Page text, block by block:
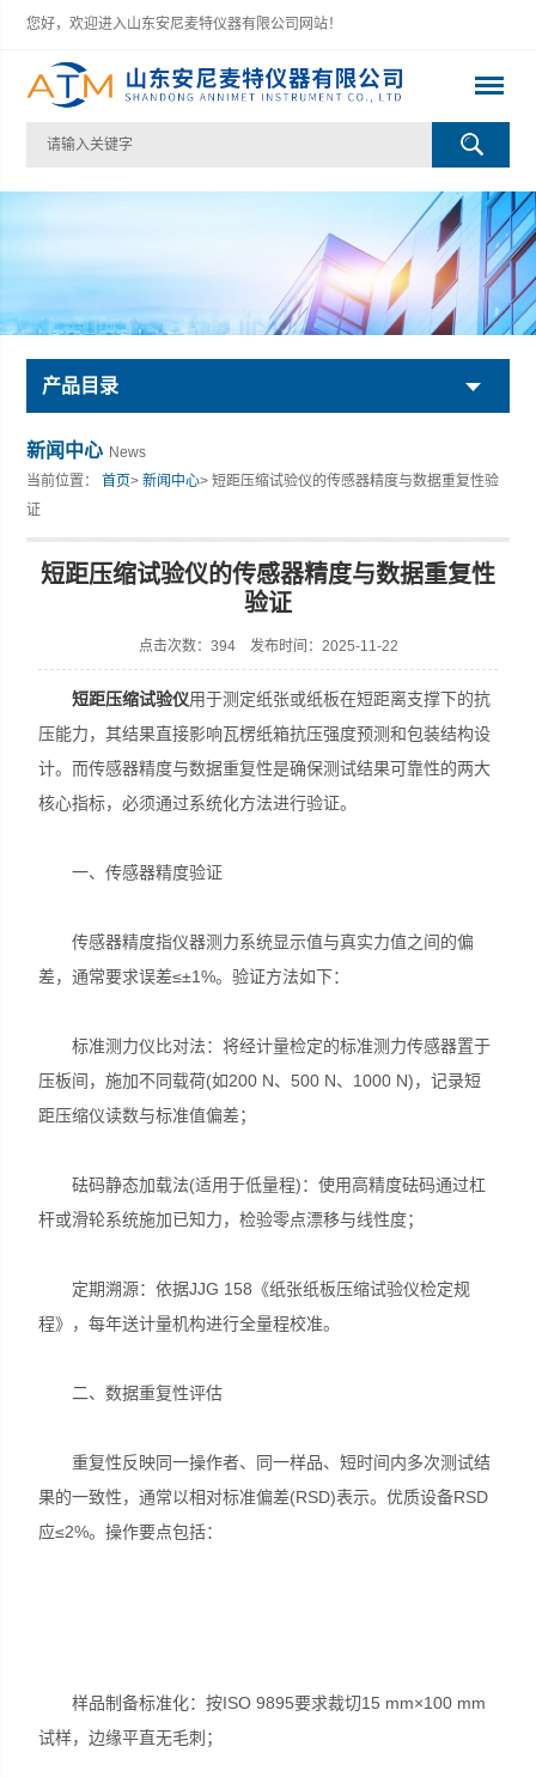
您好，欢迎进入山东安尼麦特仪器有限公司网站！
山东安尼麦特仪器有限公司
产品目录
新闻中心 News
当前位置：首页>新闻中心> 短距压缩试验仪的传感器精度与数据重复性验
证
短距压缩试验仪的传感器精度与数据重复性
验证
点击次数：394 发布时间：2025-11-22
短距压缩试验仪用于测定纸张或纸板在短距离支撑下的抗
压能力，其结果直接影响瓦楞纸箱抗压强度预测和包装结构设
计。而传感器精度与数据重复性是确保测试结果可靠性的两大
核心指标，必须通过系统化方法进行验证。
一、传感器精度验证
传感器精度指仪器测力系统显示值与真实力值之间的偏
差，通常要求误差≤±1%。验证方法如下：
标准测力仪比对法：将经计量检定的标准测力传感器置于
压板间，施加不同载荷(如200 N、500 N、1000 N)，记录短
距压缩仪读数与标准值偏差；
砝码静态加载法(适用于低量程)：使用高精度砝码通过杠
杆或滑轮系统施加已知力，检验零点漂移与线性度；
定期溯源：依据JJG 158《纸张纸板压缩试验仪检定规
程》，每年送计量机构进行全量程校准。
二、数据重复性评估
重复性反映同一操作者、同一样品、短时间内多次测试结
果的一致性，通常以相对标准偏差(RSD)表示。优质设备RSD
应≤2%。操作要点包括：
样品制备标准化：按ISO 9895要求裁切15 mm×100 mm
试样，边缘平直无毛刺；